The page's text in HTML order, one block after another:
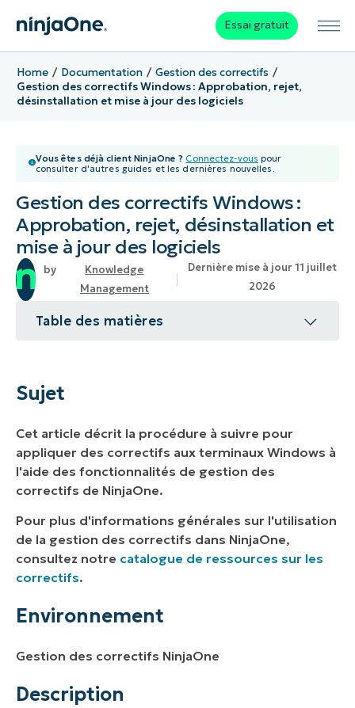
Essai gratuit
Home Documentation
Gestion des correctifs
Gestion des correctifs Windows : Approbation, rejet,
désinstallation et mise à jour des logiciels
Vous êtes déjà client NinjaOne ? Connectez-vous pour
consulter d'autres guides et les dernières nouvelles.
Gestion des correctifs Windows :
Approbation, rejet, désinstallation et
mise à jour des logiciels
Knowledge
Management
Dernière mise à jour 11 juillet
2026
Table des matières
Environnement
Comment NinjaOne hiérarchise les
approbations et les rejets à différents
niveaux
Sujet
Cet article décrit la procédure à suivre pour
appliquer des correctifs aux terminaux Windows à
l'aide des fonctionnalités de gestion des
correctifs de NinjaOne.
Pour plus d'informations générales sur l'utilisation
de la gestion des correctifs dans NinjaOne,
consultez notre catalogue de ressources sur les
correctifs.
Environnement
Gestion des correctifs NinjaOne
Description